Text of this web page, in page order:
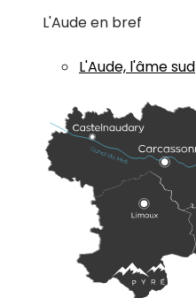
L'Aude en bref
L'Aude, l'âme sud